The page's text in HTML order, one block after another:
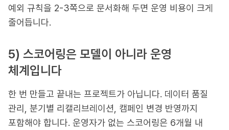
예외 규칙을 2-3쪽으로 문서화해 두면 운영 비용이 크게
줄어듭니다.
5) 스코어링은 모델이 아니라 운영
체계입니다
한 번 만들고 끝내는 프로젝트가 아닙니다. 데이터 품질
관리, 분기별 리캘리브레이션, 캠페인 변경 반영까지
포함해야 합니다. 운영자가 없는 스코어링은 6개월 내